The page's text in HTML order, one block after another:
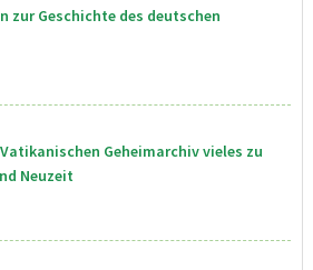
zur Geschichte des deutschen
Geheimarchiv vieles zu
Neuzeit